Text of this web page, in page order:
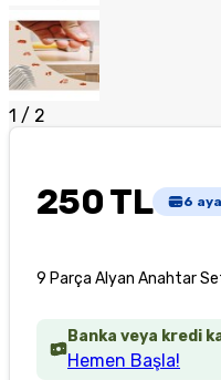
1 / 2
250 TL 6
9 Parça Alyan Anahtar
Banka veya kredi
Hemen Başla!